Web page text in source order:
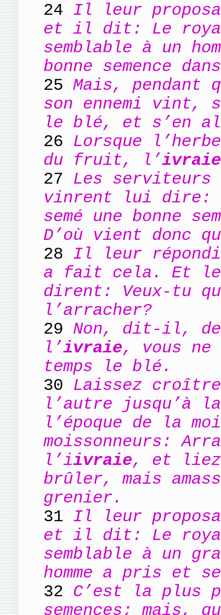
24Il leur
et il dit: Le
semblable à un
bonne semence
25Mais, pendant
son ennemi vint,
le blé, et s’en
26Lorsque
du fruit, l’ivraie
27Les serviteurs
vinrent lui dire:
semé une bonne
D’où vient donc
28Il leur
a fait cela. Et
dirent: Veux-tu
l’arracher?
29Non, dit-il, de
l’ivraie, vous ne
temps le blé.
30Laissez
l’autre jusqu’à
l’époque de la
moissonneurs:
l’iivraie, et
brûler, mais
grenier.
31Il leur proposa
et il dit: Le
semblable à un
homme a pris et
32C’est la plus
semences; mais,